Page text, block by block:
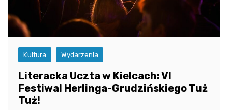
Kultura Wydarzenia
Literacka Uczta w Kielcach: VI
Festiwal Herlinga-Grudzińskiego Tuż
Tuż!